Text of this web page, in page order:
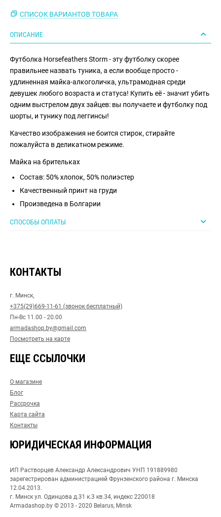
СПИСОК ВАРИАНТОВ ТОВАРА
ОПИСАНИЕ
Футболка HorsefeathersStorm - эту футболку скорее
правильнее назвать туника, а если вообще просто -
удлиненная майка-алкоголичка, ультрамодная среди
девушек любого возраста и статуса! Купить её - значит убить
одним выстрелом двух зайцев: вы получаете и футболку под
шорты, и тунику под леггинсы!
Качество изображения не боится стирок, стирайте
пожалуйста в деликатном режиме.
Майка на брительках
Состав: 50% хлопок, 50% полиэстер
Качественный принт на груди
Произведена в Болгарии
СПОСОБЫ ОПЛАТЫ
КОНТАКТЫ
г. Минск,
+375(29)669-11-61 (звонок бесплатный)
Пн-Вс 11.00 - 20.00
armadashop.by@gmail.com
Посмотреть на карте
ЕЩЕ ССЫЛОЧКИ
О магазине
Блог
Рассрочка
Карта сайта
Контакты
ЮРИДИЧЕСКАЯ ИНФОРМАЦИЯ
ИП Растворцев Александр Александрович УНП 191889980
зарегестрирован администрацией Фрунзенского района г. Минска
12.04.2013.
г. Минск ул. Одинцова д.31 к.3 кв.34, индекс 220018
Armadashop.by © 2013 - 2020 Belarus, Minsk